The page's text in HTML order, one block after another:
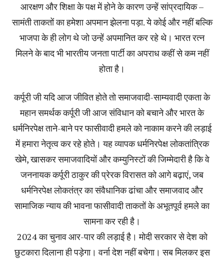
आरक्षण और शिक्षा के पक्ष में होने के कारण उन्हें सांप्रदायिक –
सामंती ताकतों का हमेशा अपमान झेलना पड़ा. ये कोई और नहीं बल्कि
भाजपा के ही लोग थे जो उन्हें अपमानित कर रहे थे। भारत रत्न
मिलने के बाद भी भारतीय जनता पार्टी का अपराध कहीं से कम नहीं
होता है।
कर्पूरी जी यदि आज जीवित होते तो समाजवादी-साम्यवादी एकता के
महान समर्थक कर्पूरी जी आज संविधान को बचाने और भारत के
धर्मनिरपेक्ष ताने-बाने पर फासीवादी हमले को नाकाम करने की लड़ाई
में हमारा नेतृत्व कर रहे होते। यह व्यापक धर्मनिरपेक्ष लोकतांत्रिक
खेमे, खासकर समाजवादियों और कम्युनिस्टों की जिम्मेदारी है कि वे
जननायक कर्पूरी ठाकुर की प्रेरक विरासत को आगे बढ़ाएं, जब
धर्मनिरपेक्ष लोकतंत्र का संवैधानिक ढांचा और समाजवाद और
सामाजिक न्याय की भावना फासीवादी ताकतों के अभूतपूर्व हमले का
सामना कर रही है।
2024 का चुनाव आर-पार की लड़ाई है। मोदी सरकार से देश को
छुटकारा दिलाना ही पड़ेगा। वर्ना देश नहीं बचेगा। सब मिलकर इस